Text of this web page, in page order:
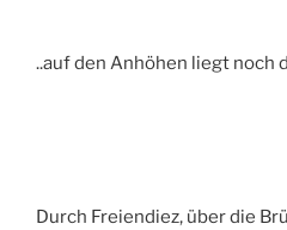
..auf den Anhöhen liegt noch
Durch Freiendiez, über die